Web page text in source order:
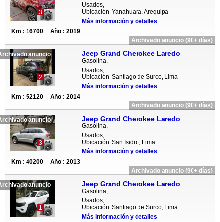
3
Usados,
Ubicación: Yanahuara, Arequipa
Más información y detalles
Km : 16700
Año : 2019
Archivado anuncio (90+ días)
anuncio
2
Jeep Grand Cherokee Laredo
Gasolina,
Usados,
Ubicación: Santiago de Surco, Lima
Más información y detalles
Km : 52120
Año : 2014
Archivado anuncio (90+ días)
anuncio
3
Jeep Grand Cherokee Laredo
Gasolina,
Usados,
Ubicación: San Isidro, Lima
Más información y detalles
Km : 40200
Año : 2013
Archivado anuncio (90+ días)
anuncio
1
Jeep Grand Cherokee Laredo
Gasolina,
Usados,
Ubicación: Santiago de Surco, Lima
Más información y detalles